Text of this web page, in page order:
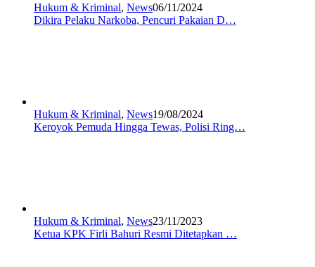
Hukum & Kriminal, News06/11/2024
Dikira Pelaku Narkoba, Pencuri Pakaian D…
Hukum & Kriminal, News19/08/2024
Keroyok Pemuda Hingga Tewas, Polisi Ring…
Hukum & Kriminal, News23/11/2023
Ketua KPK Firli Bahuri Resmi Ditetapkan …